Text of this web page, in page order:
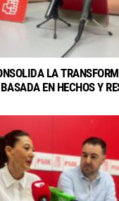
LA
EN HECHOS Y